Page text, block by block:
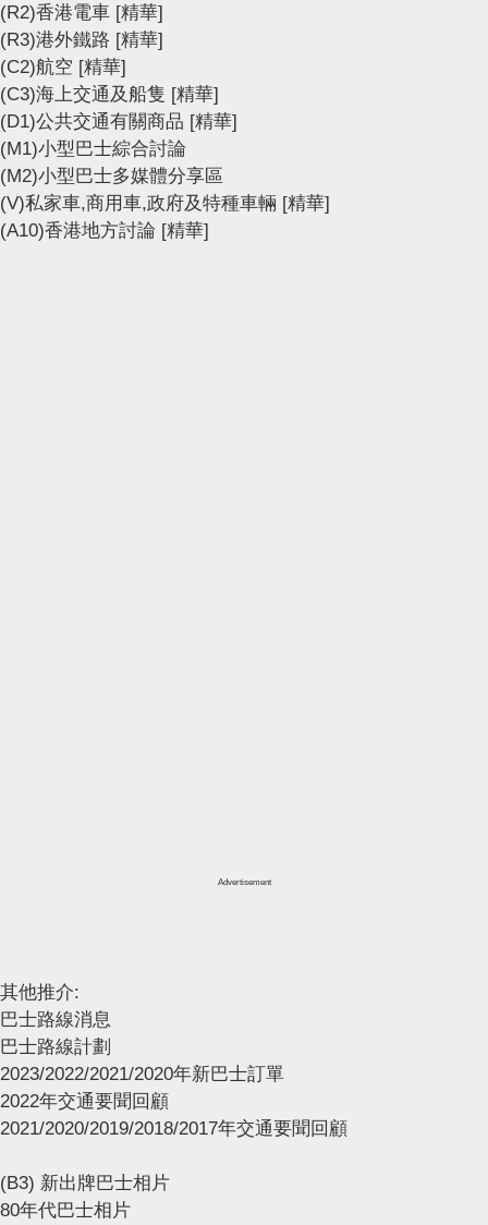
(R2)香港電車 [精華]
(R3)港外鐵路 [精華]
(C2)航空 [精華]
(C3)海上交通及船隻 [精華]
(D1)公共交通有關商品 [精華]
(M1)小型巴士綜合討論
(M2)小型巴士多媒體分享區
(V)私家車,商用車,政府及特種車輛 [精華]
(A10)香港地方討論 [精華]
Advertisement
其他推介:
巴士路線消息
巴士路線計劃
2023/2022/2021/2020年新巴士訂單
2022年交通要聞回顧
2021/2020/2019/2018/2017年交通要聞回顧
(B3) 新出牌巴士相片
80年代巴士相片